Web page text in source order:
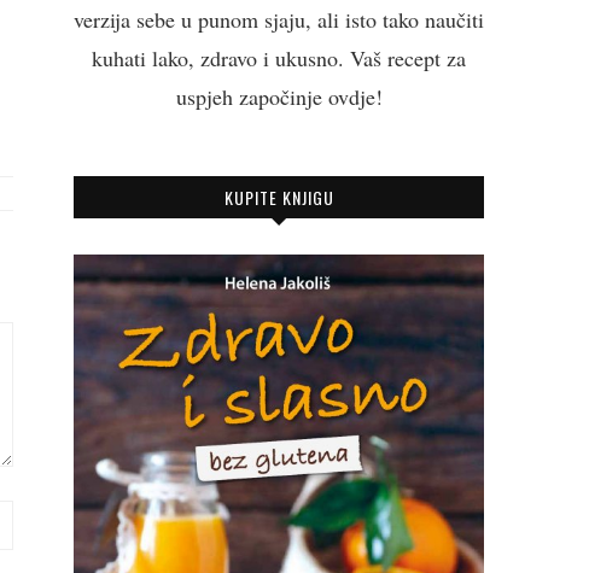
verzija sebe u punom sjaju, ali isto tako naučiti
kuhati lako, zdravo i ukusno. Vaš recept za
uspjeh započinje ovdje!
KUPITE KNJIGU